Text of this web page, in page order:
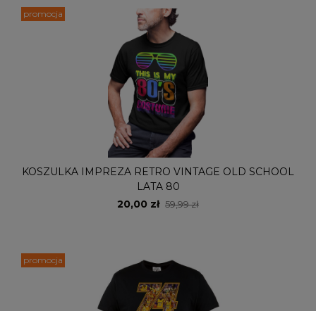
KOSZULKA IMPREZA RETRO VINTAGE OLD SCHOOL
LATA 80
20,00 zł 59,99 zł
promocja
promocja